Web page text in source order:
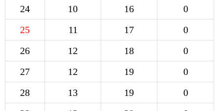
24
10 16
0
25
11 17
0
26
12 18
0
27
12 19
0
28
13 19
0